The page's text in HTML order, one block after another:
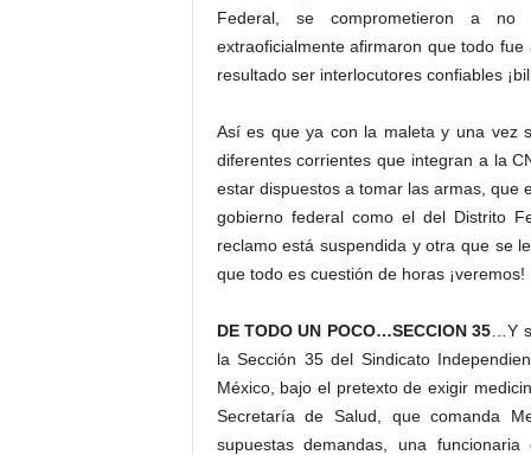
Federal, se comprometieron a no
extraoficialmente afirmaron que todo
resultado ser interlocutores confiables
Así es que ya con la maleta y una vez
diferentes corrientes que integran a la
estar dispuestos a tomar las armas, que
gobierno federal como el del Distrito
reclamo está suspendida y otra que se
que todo es cuestión de horas ¡veremos!
DE TODO UN POCO…SECCION 35 …Y
la Sección 35 del Sindicato
México, bajo el pretexto de exigir
Secretaría de Salud, que comanda
supuestas demandas, una